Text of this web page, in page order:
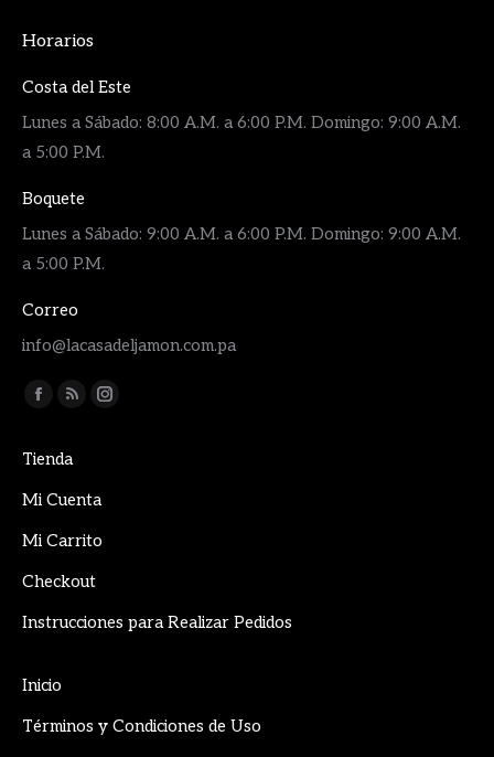
Horarios
Costa del Este
Lunes a Sábado: 8:00 A.M. a 6:00 P.M. Domingo: 9:00 A.M.
a 5:00 P.M.
Boquete
Lunes a Sábado: 9:00 A.M. a 6:00 P.M. Domingo: 9:00 A.M.
a 5:00 P.M.
Correo
info@lacasadeljamon.com.pa
Encuéntranos en:
Facebook
opens
in
window
Rss
opens
in
window
Instagram
Tienda
Mi Cuenta
Mi Carrito
Checkout
Instrucciones para Realizar Pedidos
Inicio
Términos y Condiciones de Uso